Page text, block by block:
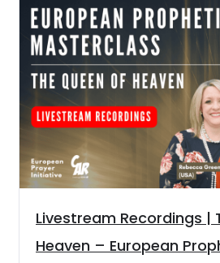
Livestream Recordings |
Heaven – European